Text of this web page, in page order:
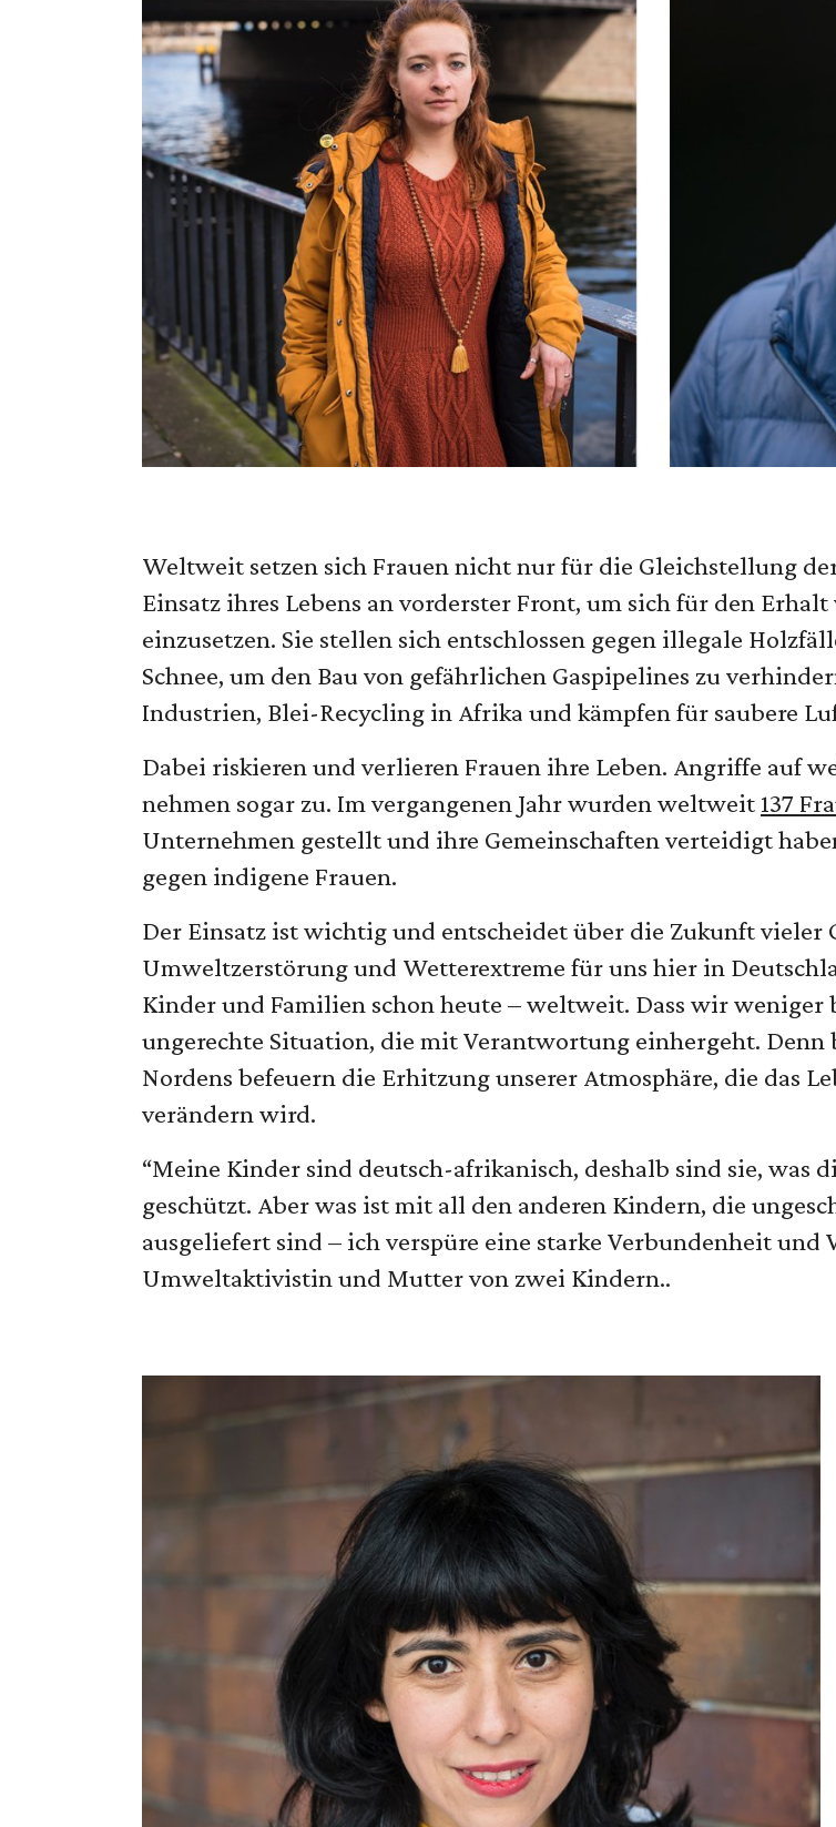
Weltweit setzen sich Frauen nicht nur für die Gleichstellung
Einsatz ihres Lebens an vorderster Front, um sich für den
einzusetzen. Sie stellen sich entschlossen gegen illegale
Schnee, um den Bau von gefährlichen Gaspipelines zu
Industrien, Blei-Recycling in Afrika und kämpfen für saubere
Dabei riskieren und verlieren Frauen ihre Leben. Angriffe auf
nehmen sogar zu. Im vergangenen Jahr wurden weltweit 137
Unternehmen gestellt und ihre Gemeinschaften verteidigt
gegen indigene Frauen.
Der Einsatz ist wichtig und entscheidet über die Zukunft vieler
Umweltzerstörung und Wetterextreme für uns hier in
Kinder und Familien schon heute – weltweit. Dass wir
ungerechte Situation, die mit Verantwortung einhergeht. Denn
Nordens befeuern die Erhitzung unserer Atmosphäre, die das
verändern wird.
“Meine Kinder sind deutsch-afrikanisch, deshalb sind sie, was
geschützt. Aber was ist mit all den anderen Kindern, die
ausgeliefert sind – ich verspüre eine starke Verbundenheit
Umweltaktivistin und Mutter von zwei Kindern..